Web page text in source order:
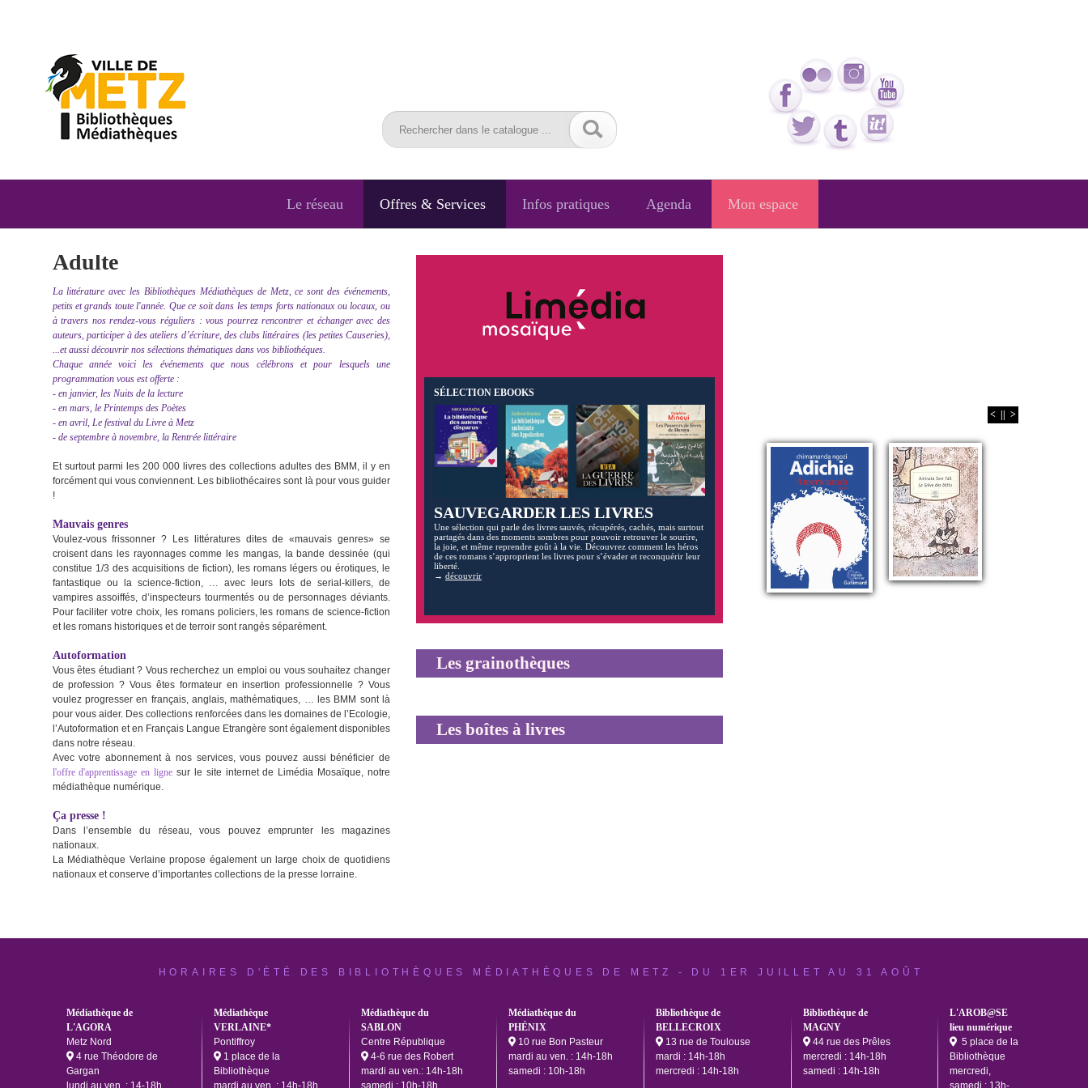
Le réseau Offres & Services Infos pratiques Agenda Mon espace
Adulte
La littérature avec les Bibliothèques Médiathèques de Metz, ce sont des événements,
petits et grands toute l'année. Que ce soit dans les temps forts nationaux ou locaux, ou
à travers nos rendez-vous réguliers : vous pourrez rencontrer et échanger avec des
auteurs, participer à des ateliers d’écriture, des clubs littéraires (les petites Causeries),
...et aussi découvrir nos sélections thématiques dans vos bibliothéques.
Chaque année voici les événements que nous célébrons et pour lesquels une
programmation vous est offerte :
- en janvier, les Nuits de la lecture
- en mars, le Printemps des Poètes
- en avril, Le festival du Livre à Metz
- de septembre à novembre, la Rentrée littéraire
Et surtout parmi les 200 000 livres des collections adultes des BMM, il y en
forcément qui vous conviennent. Les bibliothécaires sont là pour vous guider
!
Mauvais genres
Voulez-vous frissonner ? Les littératures dites de «mauvais genres» se
croisent dans les rayonnages comme les mangas, la bande dessinée (qui
constitue 1/3 des acquisitions de fiction), les romans légers ou érotiques, le
fantastique ou la science-fiction, … avec leurs lots de serial-killers, de
vampires assoiffés, d’inspecteurs tourmentés ou de personnages déviants.
Pour faciliter votre choix, les romans policiers, les romans de science-fiction
et les romans historiques et de terroir sont rangés séparément.
Autoformation
Vous êtes étudiant ? Vous recherchez un emploi ou vous souhaitez changer
de profession ? Vous êtes formateur en insertion professionnelle ? Vous
voulez progresser en français, anglais, mathématiques, … les BMM sont là
pour vous aider. Des collections renforcées dans les domaines de l’Ecologie,
l’Autoformation et en Français Langue Etrangère sont également disponibles
dans notre réseau.
Avec votre abonnement à nos services, vous pouvez aussi bénéficier de
l'offre d'apprentissage en ligne sur le site internet de Limédia Mosaïque, notre
médiathèque numérique.
Ça presse !
Dans l’ensemble du réseau, vous pouvez emprunter les magazines
nationaux.
La Médiathèque Verlaine propose également un large choix de quotidiens
nationaux et conserve d’importantes collections de la presse lorraine.
SÉLECTION EBOOKS
SAUVEGARDER LES LIVRES
Une sélection qui parle des livres sauvés, récupérés, cachés, mais surtout
partagés dans des moments sombres pour pouvoir retrouver le sourire,
la joie, et même reprendre goût à la vie. Découvrez comment les héros
de ces romans s’approprient les livres pour s’évader et reconquérir leur
liberté.
→ découvrir
Les grainothèques
Les boîtes à livres
< >
HORAIRES D'ÉTÉ DES BIBLIOTHÈQUES MÉDIATHÈQUES DE METZ - DU 1ER JUILLET AU 31 AOÛT
Médiathèque de
L'AGORA
Metz Nord
4 rue Théodore de
Gargan
lundi au ven. : 14-18h
Médiathèque
VERLAINE*
Pontiffroy
1 place de la
Bibliothèque
mardi au ven. : 14h-18h
Médiathèque du
SABLON
Centre République
4-6 rue des Robert
mardi au ven.: 14h-18h
samedi : 10h-18h
Médiathèque du
PHÉNIX
10 rue Bon Pasteur
mardi au ven. : 14h-18h
samedi : 10h-18h
Bibliothèque de
BELLECROIX
13 rue de Toulouse
mardi : 14h-18h
mercredi : 14h-18h
Bibliothèque de
MAGNY
44 rue des Prêles
mercredi : 14h-18h
samedi : 14h-18h
L'AROB@SE
lieu numérique
5 place de la
Bibliothèque
mercredi,
samedi : 13h-